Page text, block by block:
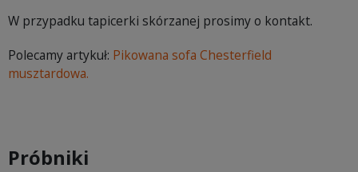
W przypadku tapicerki skórzanej prosimy o kontakt.
Polecamy artykuł: Pikowana sofa Chesterfield
musztardowa.
Próbniki